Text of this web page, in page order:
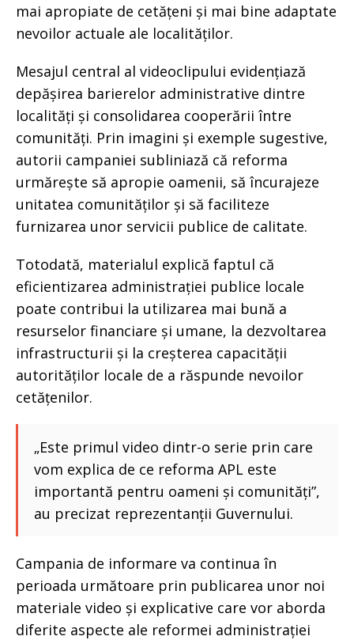
mai apropiate de cetățeni și mai bine adaptate
nevoilor actuale ale localităților.
Mesajul central al videoclipului evidențiază
depășirea barierelor administrative dintre
localități și consolidarea cooperării între
comunități. Prin imagini și exemple sugestive,
autorii campaniei subliniază că reforma
urmărește să apropie oamenii, să încurajeze
unitatea comunităților și să faciliteze
furnizarea unor servicii publice de calitate.
Totodată, materialul explică faptul că
eficientizarea administrației publice locale
poate contribui la utilizarea mai bună a
resurselor financiare și umane, la dezvoltarea
infrastructurii și la creșterea capacității
autorităților locale de a răspunde nevoilor
cetățenilor.
„Este primul video dintr-o serie prin care
vom explica de ce reforma APL este
importantă pentru oameni și comunități”,
au precizat reprezentanții Guvernului.
Campania de informare va continua în
perioada următoare prin publicarea unor noi
materiale video și explicative care vor aborda
diferite aspecte ale reformei administrației